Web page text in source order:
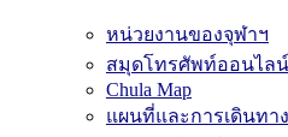
หน่วยงานของจุฬาฯ
สมุดโทรศัพท์ออนไลน์
Chula Map
แผนที่และการเดินทาง